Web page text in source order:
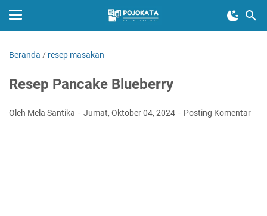
Beranda / resep masakan
Resep Pancake Blueberry
Oleh Mela Santika Jumat, Oktober 04, 2024 Posting Komentar